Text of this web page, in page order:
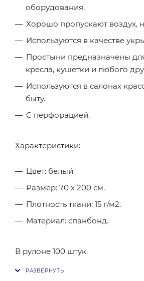
оборудования.
Хорошо пропускают воздух,
Используются в качестве
Простыни предназначены
кресла, кушетки и любого
Используются в салонах
быту.
С перфорацией.
Характеристики:
Цвет: белый.
Размер: 70 х 200 см.
Плотность ткани: 15 г/м2.
Материал: спанбонд.
В рулоне 100 штук.